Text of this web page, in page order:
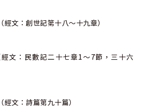
文：創世記第十八～十九章）
文：民數記二十七章1～7節，三十六
文：詩篇第九十篇）